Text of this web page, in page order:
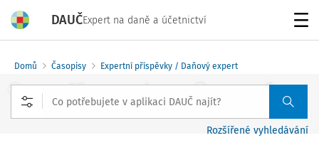
DAUČExpert na daně a účetnictví
Domů Časopisy Expertní příspěvky / Daňový expert
Rozšířené vyhledávání